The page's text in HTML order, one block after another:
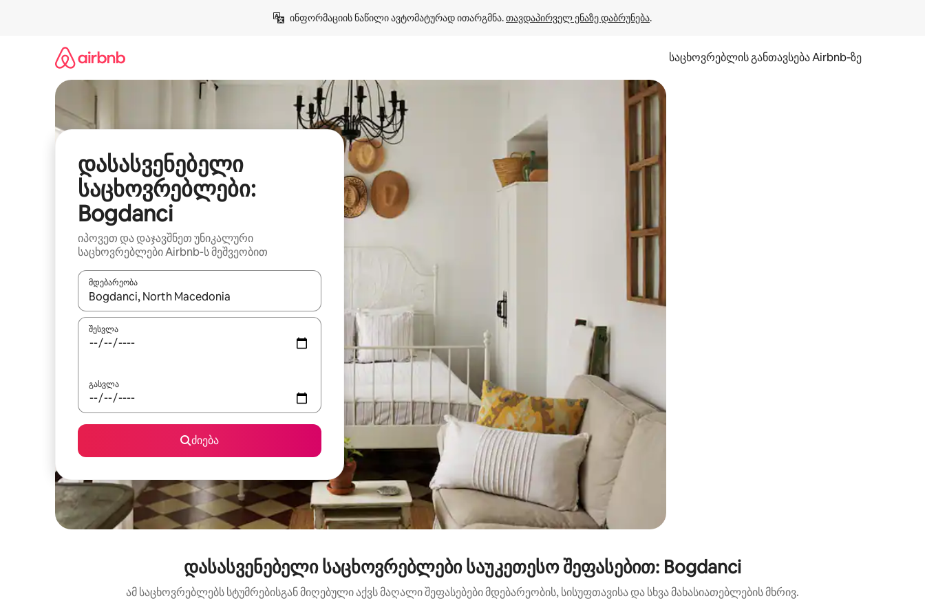
ინფორმაციის ნაწილი ავტომატურად ითარგმნა. თავდაპირველ ენაზე დაბრუნება.
საცხოვრებლის განთავსება Airbnb‑ზე
დასასვენებელი
საცხოვრებლები:
Bogdanci
იპოვეთ და დაჯავშნეთ უნიკალური
საცხოვრებლები Airbnb-ს მეშვეობით
მდებარეობა
როცა შედეგები ხელმისაწვდომი გახდება, ნავიგაციისთვის გამოიყენეთ კლავიშები ზემოთ/ქვემოთ მიმართული ისრებით ან შეხებისა თუ თითის გასმის ჟესტები.
შესვლა
გასვლა
ძიება
დასასვენებელი საცხოვრებლები საუკეთესო შეფასებით: Bogdanci
ამ საცხოვრებლებს სტუმრებისგან მიღებული აქვს მაღალი შეფასებები მდებარეობის, სისუფთავისა და სხვა მახასიათებლების მხრივ.